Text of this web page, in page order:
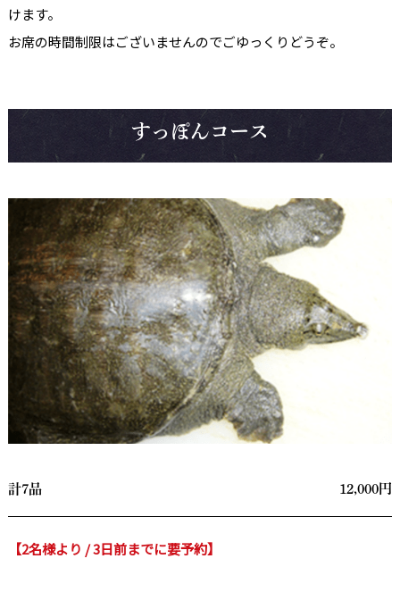
けます。
お席の時間制限はございませんのでごゆっくりどうぞ。
すっぽんコース
計7品 12,000円
【2名様より / 3日前までに要予約】